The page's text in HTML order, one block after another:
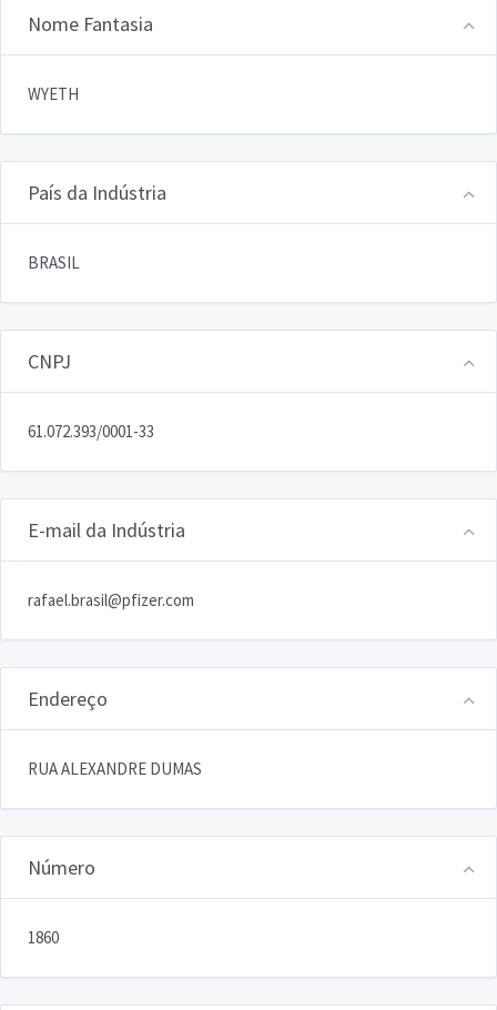
Nome Fantasia
WYETH
País da Indústria
BRASIL
CNPJ
61.072.393/0001-33
E-mail da Indústria
rafael.brasil@pfizer.com
Endereço
RUA ALEXANDRE DUMAS
Número
1860